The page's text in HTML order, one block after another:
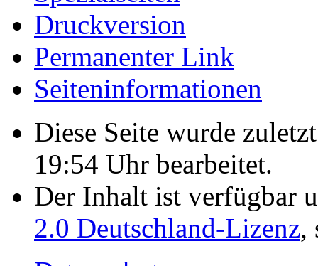
Druckversion
Permanenter Link
Seiten­­informationen
Diese Seite wurde
19:54 Uhr bearbeitet.
Der Inhalt ist verfügbar
2.0 Deutschland-Lizenz,